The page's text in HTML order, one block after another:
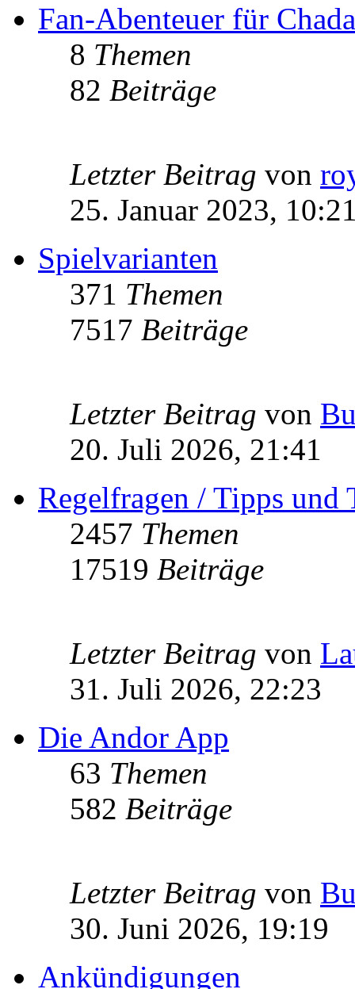
Fan-Abenteuer für
8 Themen
82 Beiträge
Letzter Beitrag von
25. Januar 2023,
Spielvarianten
371 Themen
7517 Beiträge
Letzter Beitrag von
20. Juli 2026, 21:41
Regelfragen / Tipps und
2457 Themen
17519 Beiträge
Letzter Beitrag von
31. Juli 2026, 22:23
Die Andor App
63 Themen
582 Beiträge
Letzter Beitrag von
30. Juni 2026, 19:19
Ankündigungen